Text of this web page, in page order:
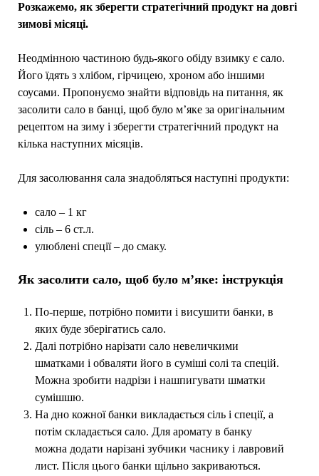
Розкажемо, як зберегти стратегічний продукт на довгі
зимові місяці.
Неодмінною частиною будь-якого обіду взимку є сало.
Його їдять з хлібом, гірчицею, хроном або іншими
соусами. Пропонуємо знайти відповідь на питання, як
засолити сало в банці, щоб було м’яке за оригінальним
рецептом на зиму і зберегти стратегічний продукт на
кілька наступних місяців.
Для засолювання сала знадобляться наступні продукти:
сало – 1 кг
сіль – 6 ст.л.
улюблені спеції – до смаку.
Як засолити сало, щоб було м’яке: інструкція
По-перше, потрібно помити і висушити банки, в
яких буде зберігатись сало.
Далі потрібно нарізати сало невеличкими
шматками і обваляти його в суміші солі та спецій.
Можна зробити надрізи і нашпигувати шматки
сумішшю.
На дно кожної банки викладається сіль і спеції, а
потім складається сало. Для аромату в банку
можна додати нарізані зубчики часнику і лавровий
лист. Після цього банки щільно закриваються.